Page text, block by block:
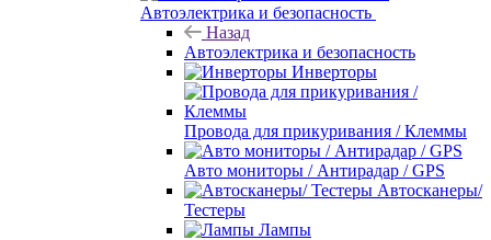
Автоэлектрика и безопасность
Назад
Автоэлектрика и безопасность
Инверторы
Провода для прикуривания / Клеммы
Авто мониторы / Антирадар / GPS
Автосканеры/
Тестеры
Лампы